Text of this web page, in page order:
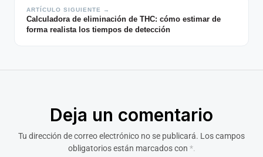
ARTÍCULO SIGUIENTE →
Calculadora de eliminación de THC: cómo estimar de
forma realista los tiempos de detección
Deja un comentario
Tu dirección de correo electrónico no se publicará. Los campos
obligatorios están marcados con *.